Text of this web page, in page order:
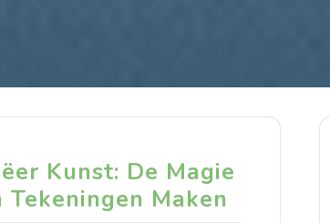
Kunst: De Magie
Tekeningen Maken